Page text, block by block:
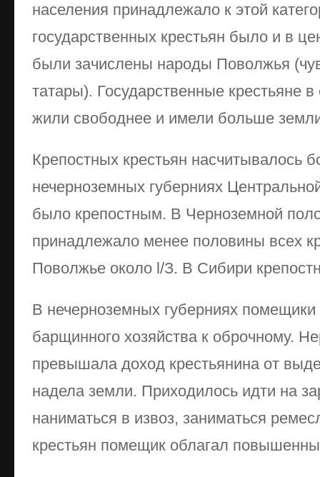
населения принадлежало к этой
государственных крестьян было и в
были зачислены народы Поволжья
татары). Государственные крестьяне
жили свободнее и имели больше
Крепостных крестьян насчитывалось
нечерноземных губерниях
было крепостным. В Черноземной
принадлежало менее половины всех
Поволжье около l/З. В Сибири
В нечерноземных губерниях
барщинного хозяйства к оброчному.
превышала доход крестьянина от
надела земли. Приходилось идти на
наниматься в извоз, заниматься
крестьян помещик облагал